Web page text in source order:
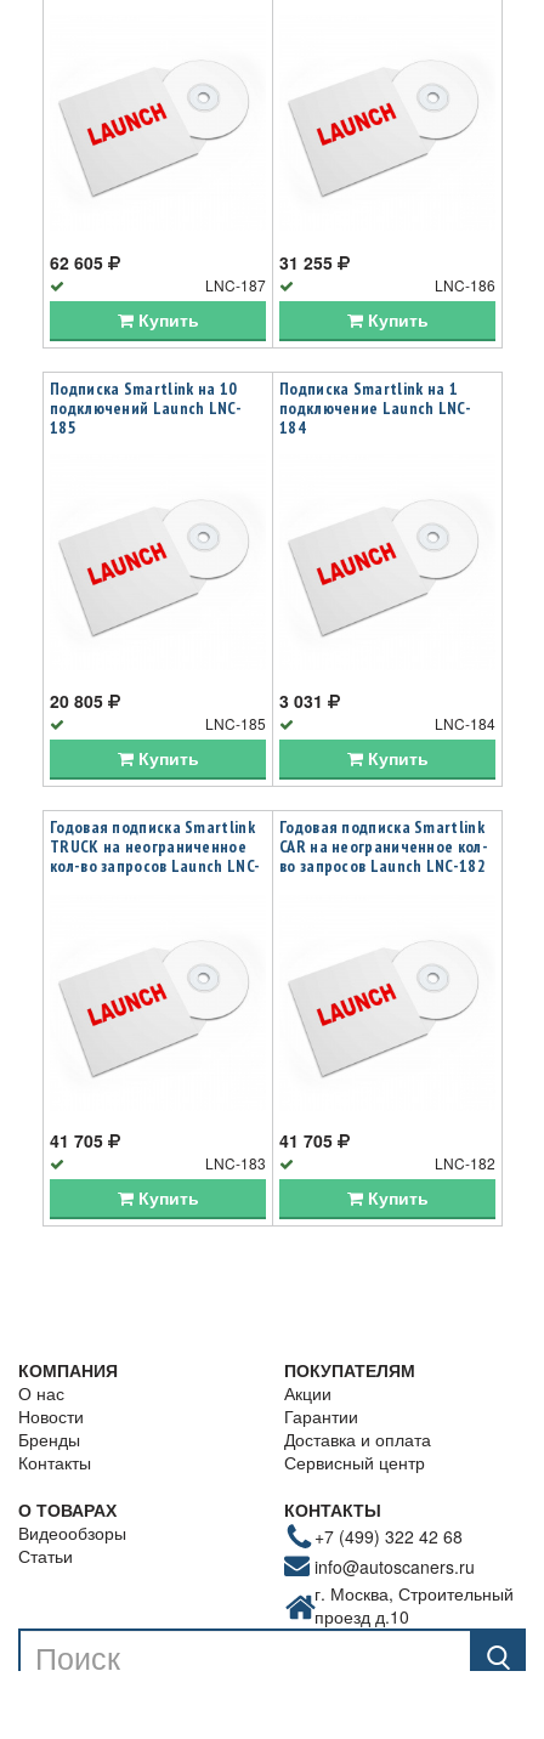
62 605
LNC-187
Купить
31 255
LNC-186
Купить
Подписка Smartlink на 10
подключений Launch LNC-
185
20 805
LNC-185
Купить
Подписка Smartlink на 1
подключение Launch LNC-
184
3 031
LNC-184
Купить
Годовая подписка Smartlink
TRUCK на неограниченное
кол-во запросов Launch LNC-
41 705
LNC-183
Купить
Годовая подписка Smartlink
CAR на неограниченное кол-
во запросов Launch LNC-182
41 705
LNC-182
Купить
КОМПАНИЯ
О нас
Новости
Бренды
Контакты
ПОКУПАТЕЛЯМ
Акции
Гарантии
Доставка и оплата
Сервисный центр
О ТОВАРАХ
Видеообзоры
Статьи
КОНТАКТЫ
+7 (499) 322 42 68
info@autoscaners.ru
г. Москва, Строительный
проезд д.10